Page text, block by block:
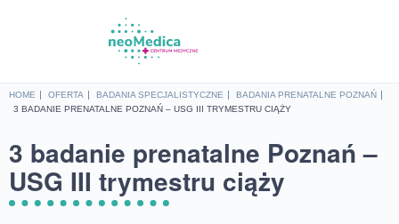
HOME OFERTA BADANIA SPECJALISTYCZNE
BADANIA PRENATALNE POZNAŃ
3 BADANIE PRENATALNE POZNAŃ – USG III TRYMESTRU CIĄŻY
3 badanie prenatalne Poznań –
USG III trymestru ciąży